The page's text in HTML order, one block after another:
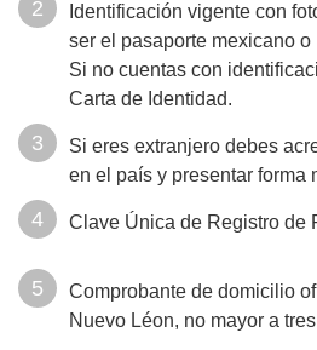
Identificación vigente con
ser el pasaporte mexicano
Si no cuentas con
Carta de Identidad.
Si eres extranjero debes
en el país y presentar forma
Clave Única de Registro de
Comprobante de domicilio
Nuevo Léon, no mayor a